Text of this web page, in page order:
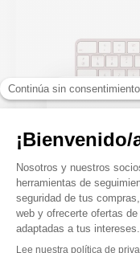
El teclado
10€
Sign